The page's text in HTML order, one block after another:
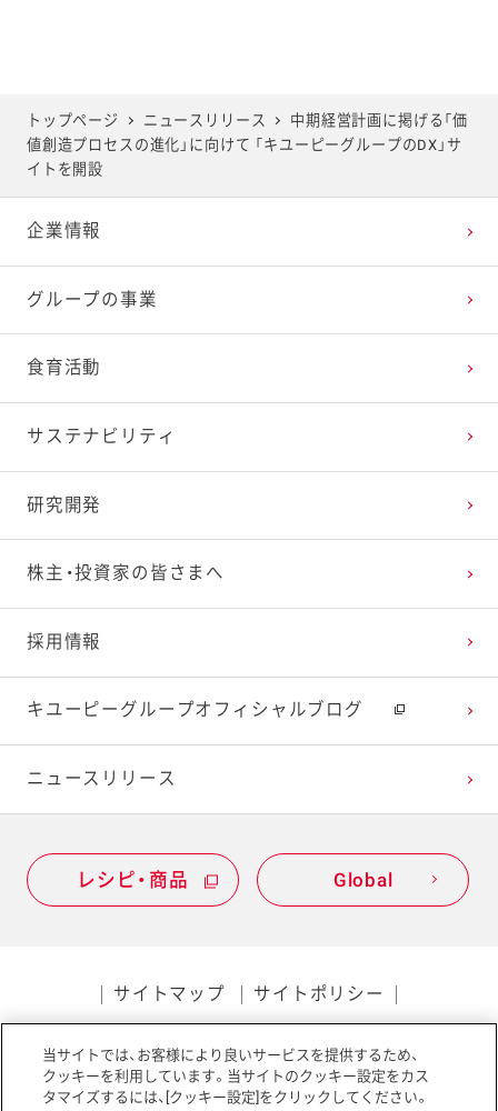
トップページ ニュースリリース
中期経営計画に掲げる「価
値創造プロセスの進化」に向けて 「キユーピーグループのDX」サ
イトを開設
企業情報
グループの事業
食育活動
サステナビリティ
研究開発
株主・投資家の皆さまへ
採用情報
キユーピーグループオフィシャルブログ
ニュースリリース
レシピ・商品 Global
サイトマップ サイトポリシー
ソーシャルメディアポリシー アクセシビリティ
当サイトでは、お客様により良いサービスを提供するため、
クッキーを利用しています。当サイトのクッキー設定をカス
タマイズするには、[クッキー設定]をクリックしてください。